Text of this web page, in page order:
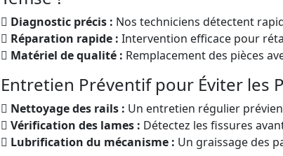
Diagnostic précis : Nos techniciens détectent
Réparation rapide : Intervention efficace pour
Matériel de qualité : Remplacement des pièces
Entretien Préventif pour Éviter les
Nettoyage des rails : Un entretien régulier
Vérification des lames : Détectez les fissures
Lubrification du mécanisme : Un graissage des